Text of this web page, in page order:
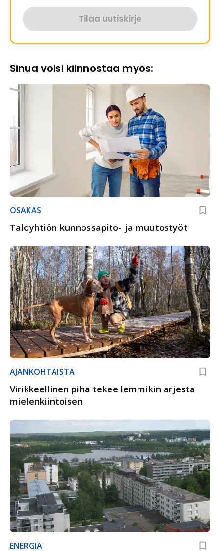
Tilaa uutiskirje
Sinua voisi kiinnostaa myös:
OSAKAS
Taloyhtiön kunnossapito- ja muutostyöt
AJANKOHTAISTA
Virikkeellinen piha tekee lemmikin arjesta
mielenkiintoisen
ENERGIA